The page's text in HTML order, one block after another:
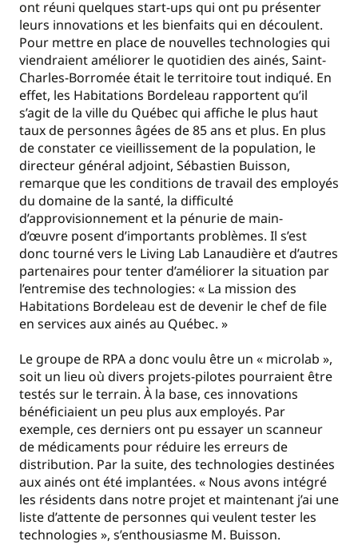
ont réuni quelques start-ups qui ont pu présenter
leurs innovations et les bienfaits qui en découlent.
Pour mettre en place de nouvelles technologies qui
viendraient améliorer le quotidien des ainés, Saint-
Charles-Borromée était le territoire tout indiqué. En
effet, les Habitations Bordeleau rapportent qu’il
s’agit de la ville du Québec qui affiche le plus haut
taux de personnes âgées de 85 ans et plus. En plus
de constater ce vieillissement de la population, le
directeur général adjoint, Sébastien Buisson,
remarque que les conditions de travail des employés
du domaine de la santé, la difficulté
d’approvisionnement et la pénurie de main-
d’œuvre posent d’importants problèmes. Il s’est
donc tourné vers le Living Lab Lanaudière et d’autres
partenaires pour tenter d’améliorer la situation par
l’entremise des technologies: « La mission des
Habitations Bordeleau est de devenir le chef de file
en services aux ainés au Québec. »
Le groupe de RPA a donc voulu être un « microlab »,
soit un lieu où divers projets-pilotes pourraient être
testés sur le terrain. À la base, ces innovations
bénéficiaient un peu plus aux employés. Par
exemple, ces derniers ont pu essayer un scanneur
de médicaments pour réduire les erreurs de
distribution. Par la suite, des technologies destinées
aux ainés ont été implantées. « Nous avons intégré
les résidents dans notre projet et maintenant j’ai une
liste d’attente de personnes qui veulent tester les
technologies », s’enthousiasme M. Buisson.